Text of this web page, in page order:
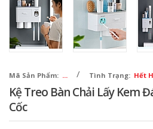
Mã Sản Phẩm: ... / Tình Trạng: Hết
Kệ Treo Bàn Chải Lấy Kem
Cốc